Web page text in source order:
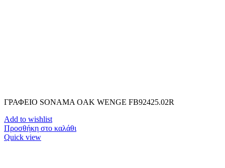
ΓΡΑΦΕΙΟ SONAMA OAK WENGE FB92425.02R
Add to wishlist
Προσθήκη στο καλάθι
Quick view